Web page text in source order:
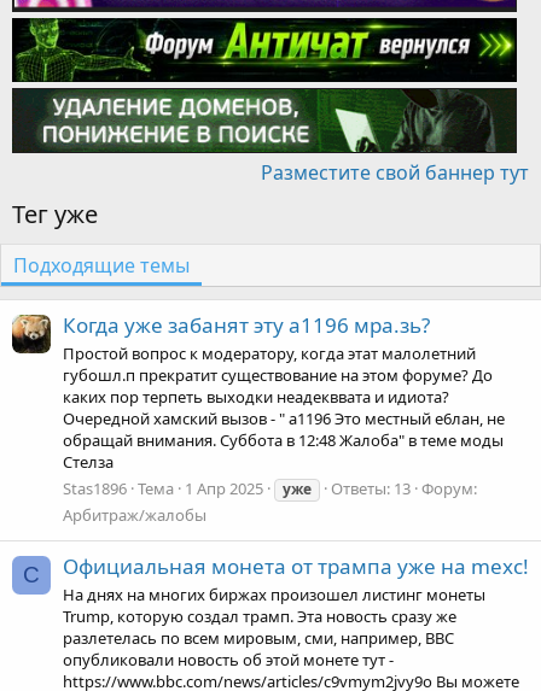
Разместите свой баннер тут
Тег уже
Подходящие темы
Когда уже забанят эту a1196 мра.зь?
Простой вопрос к модератору, когда этат малолетний
губошл.п прекратит существование на этом форуме? До
каких пор терпеть выходки неадекввата и идиота?
Очередной хамский вызов - " a1196 Это местный е6лан, не
обращай внимания. Суббота в 12:48 Жалоба" в теме моды
Стелза
Stas1896 Тема 1 Апр 2025 уже Ответы: 13 Форум:
Арбитраж/жалобы
C Официальная монета от трампа уже на mexc!
На днях на многих биржах произошел листинг монеты
Trump, которую создал трамп. Эта новость сразу же
разлетелась по всем мировым, сми, например, BBC
опубликовали новость об этой монете тут -
https://www.bbc.com/news/articles/c9vmym2jvy9o Вы можете